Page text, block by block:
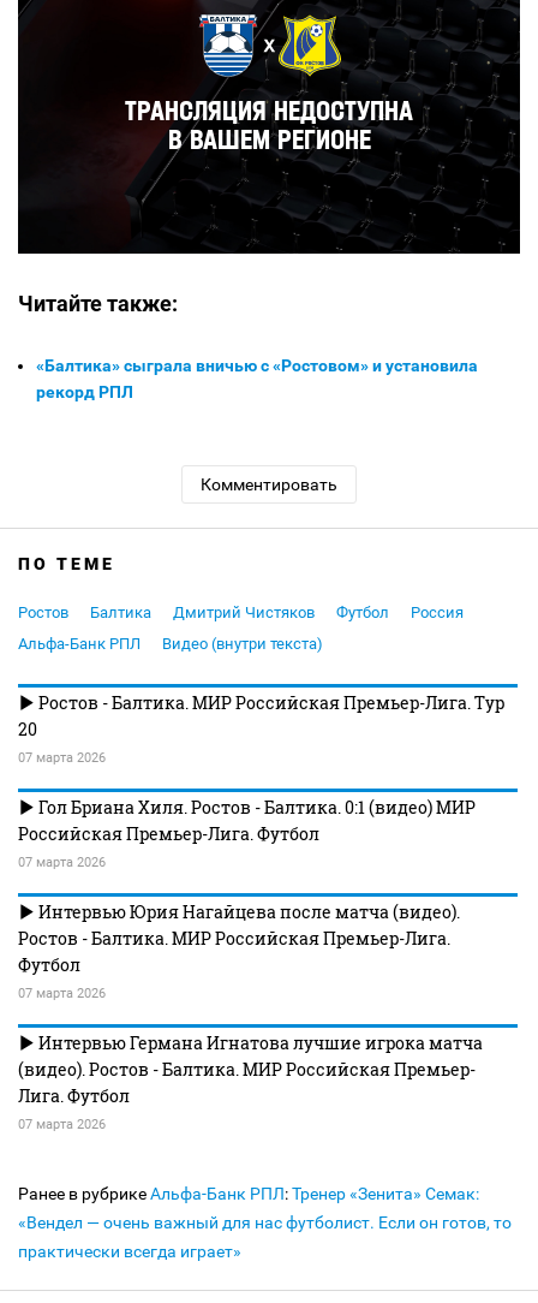
Читайте также:
«Балтика» сыграла вничью с «Ростовом» и установила
рекорд РПЛ
Комментировать
ПО ТЕМЕ
Ростов Балтика Дмитрий Чистяков Футбол
Россия
Альфа-Банк РПЛ
Видео (внутри текста)
Ростов - Балтика. МИР Российская Премьер-Лига. Тур
20
07 марта 2026
Гол Бриана Хиля. Ростов - Балтика. 0:1 (видео) МИР
Российская Премьер-Лига. Футбол
07 марта 2026
Интервью Юрия Нагайцева после матча (видео).
Ростов - Балтика. МИР Российская Премьер-Лига.
Футбол
07 марта 2026
Интервью Германа Игнатова лучшие игрока матча
(видео). Ростов - Балтика. МИР Российская Премьер-
Лига. Футбол
07 марта 2026
Ранее в рубрикеАльфа-Банк РПЛ:Тренер «Зенита» Семак:
«Вендел — очень важный для нас футболист. Если он готов, то
практически всегда играет»